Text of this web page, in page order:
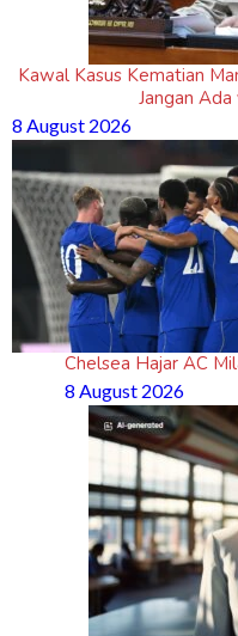
Kawal Kasus Kematian
Jangan
8 August 2026
Chelsea Hajar AC
8 August 2026